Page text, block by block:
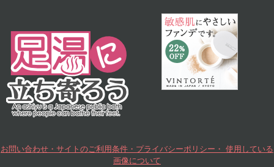
お問い合わせ・サイトのご利用条件・プライバシーポリシー・ 使用している
画像について